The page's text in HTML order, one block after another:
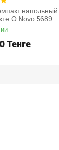
напольный
O.Novo 5689 10
Тенге